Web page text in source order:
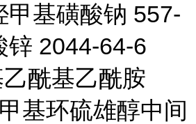
甲基磺酸钠 557-
锌 2044-64-6
酰基乙酰胺
基环硫雄醇中间